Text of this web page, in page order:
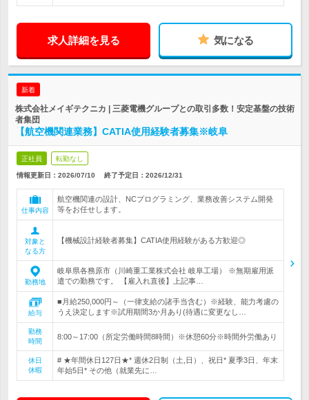
求人詳細を見る 気になる
新着
株式会社メイギテクニカ | 三菱電機グループとの取引多数！安定基盤の技術
者集団
【航空機関連業務】CATIA使用経験者募集※岐阜
正社員 転勤なし
情報更新日：2026/07/10 終了予定日： 2026/12/31
仕事内容
航空機関連の設計、NCプログラミング、業務改善システム開発
等をお任せします。
対象と
なる方
【機械設計経験者募集】CATIA使用経験がある方歓迎◎
勤務地
岐阜県各務原市（川崎重工業株式会社 岐阜工場） ※無期雇用派
遣での勤務です。 【雇入れ直後】上記事…
給与
■月給250,000円～（一律支給の諸手当含む）※経験、能力考慮の
うえ決定します※試用期間3か月あり(待遇に変更なし…
勤務
時間
8:00～17:00（所定労働時間8時間）※休憩60分※時間外労働あり
休日
休暇
# ★年間休日127日★* 週休2日制（土,日）、祝日* 夏季3日、年末
年始5日* その他（就業先に…